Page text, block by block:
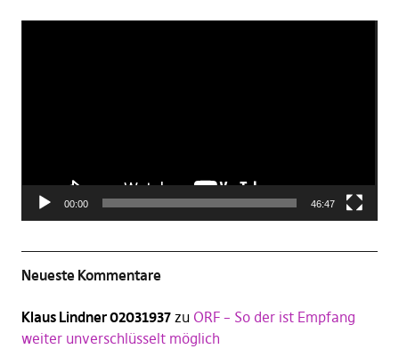
00:00 46:47
Neueste Kommentare
Klaus Lindner 02031937zu ORF – So der ist Empfang
weiter unverschlüsselt möglich